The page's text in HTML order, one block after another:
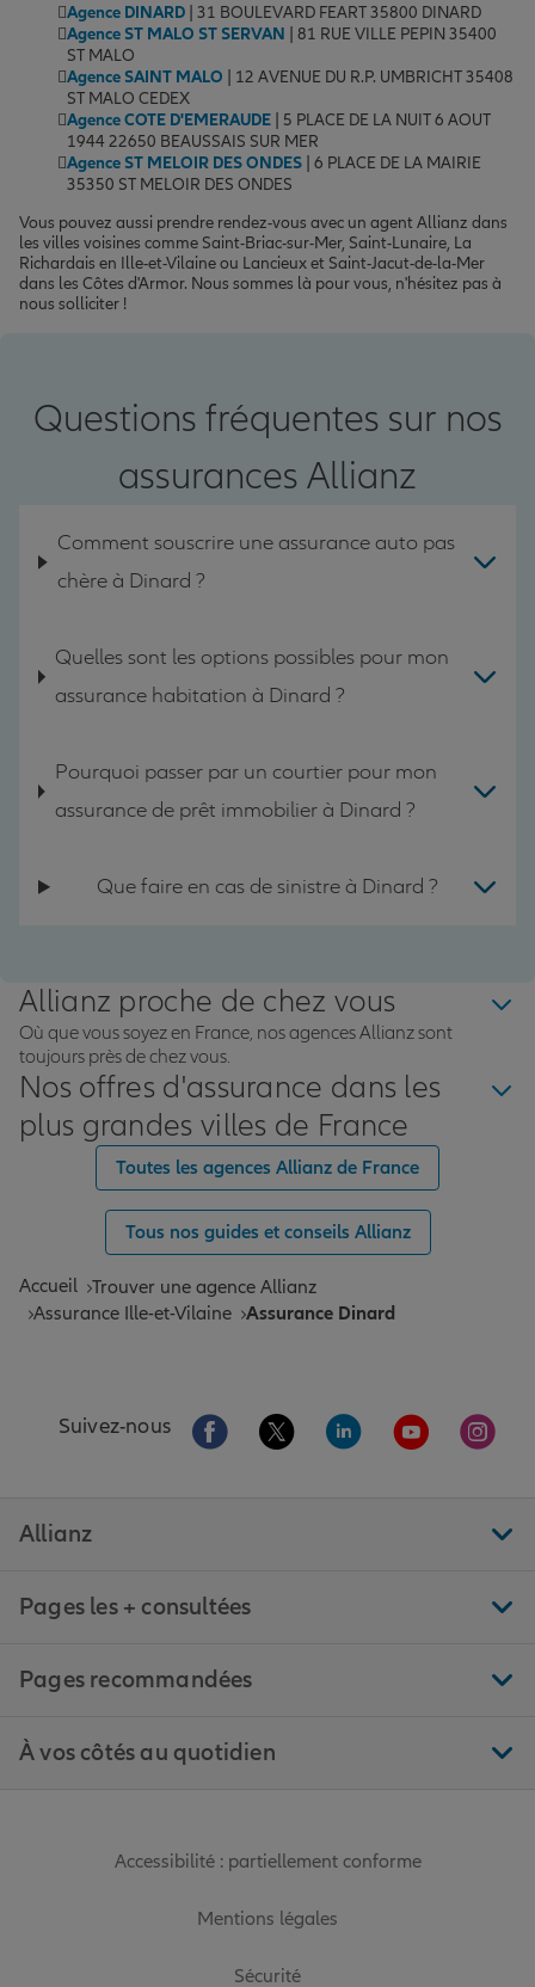
Agence DINARD | 31 BOULEVARD FEART 35800 DINARD
Agence ST MALO ST SERVAN | 81 RUE VILLE PEPIN 35400
ST MALO
Agence SAINT MALO | 12 AVENUE DU R.P. UMBRICHT 35408
ST MALO CEDEX
Agence COTE D'EMERAUDE | 5 PLACE DE LA NUIT 6 AOUT
1944 22650 BEAUSSAIS SUR MER
Agence ST MELOIR DES ONDES | 6 PLACE DE LA MAIRIE
35350 ST MELOIR DES ONDES
Vous pouvez aussi prendre rendez-vous avec un agent Allianz dans
les villes voisines comme Saint-Briac-sur-Mer, Saint-Lunaire, La
Richardais en Ille-et-Vilaine ou Lancieux et Saint-Jacut-de-la-Mer
dans les Côtes d'Armor. Nous sommes là pour vous, n'hésitez pas à
nous solliciter !
Questions fréquentes sur nos
assurances Allianz
Comment souscrire une assurance auto pas
chère à Dinard ?
Quelles sont les options possibles pour mon
assurance habitation à Dinard ?
Pourquoi passer par un courtier pour mon
assurance de prêt immobilier à Dinard ?
Que faire en cas de sinistre à Dinard ?
Allianz proche de chez vous
Où que vous soyez en France, nos agences Allianz sont
toujours près de chez vous.
Nos offres d'assurance dans les
plus grandes villes de France
Toutes les agences Allianz de France
Tous nos guides et conseils Allianz
Accueil Trouver une agence Allianz
Assurance Ille-et-Vilaine Assurance Dinard
Suivez-nous Aller sur la page Facebook de Allianz
Aller sur la page Twitter de
Aller sur la page
Aller sur la
Aller
Allianz
Pages les + consultées
Pages recommandées
À vos côtés au quotidien
Accessibilité : partiellement conforme
Mentions légales
Sécurité